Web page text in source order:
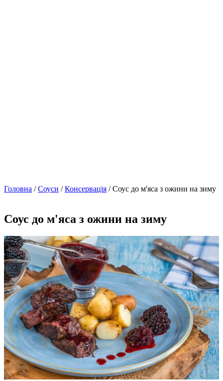
Головна /Соуси /Консервація / Соус до м'яса з ожини на зиму
Соус до м'яса з ожини на зиму